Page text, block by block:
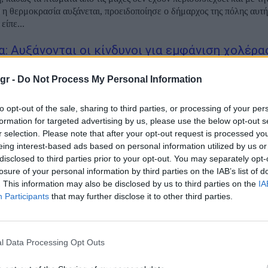
- Do Not Process My Personal Information
opt-out of the sale, sharing to third parties, or processing of your
for targeted advertising by us, please use the below opt-out
selection. Please note that after your opt-out request is processed
interest-based ads based on personal information utilized by us
to third parties prior to your opt-out. You may separately
of your personal information by third parties on the IAB’s list of
This information may also be disclosed by us to third parties on the
Participants that may further disclose it to other third parties.
Data Processing Opt Outs
θερμοκρασία αυξάνεται, προειδοποίησε ο δήμαρχος της πόλης αυτής. Ο
Αυξάνονται οι κίνδυνοι για εμφάνιση
Μαριούπολη αυξάνονται έντονα οι ανησυχίες για ξέσπασμα
έχουν κάνει την εμφάνισή τους τα πρώτα κρούσματα, παρότι οι
μετέδωσε το ukranews.com, υπάρχουν ήδη μεμονωμένα
όπως δήλωσε ο σύμβουλος...
Καρανίκα: «Όσοι συκοφαντούν τον Τσίπρα,
από το κόμμα»
ενώ «υποστηρίζει ότι η καριέρα είναι χολέρα». Τα αποσπάσματα της